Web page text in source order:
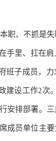
职、不抓是
手里、扛在肩
班子成员，
建设工作2次
安排部署。
成员单位主要